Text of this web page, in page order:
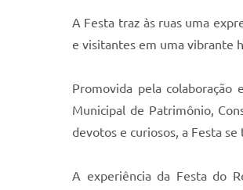
A Festa traz às ruas uma
e visitantes em uma vibrante
Promovida pela colaboração
Municipal de Patrimônio,
devotos e curiosos, a Festa
A experiência da Festa do